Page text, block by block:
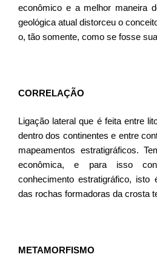
econômico e a melhor maneira
geológica atual distorceu o
o, tão somente, como se fosse
CORRELAÇÃO
Ligação lateral que é feita entre
dentro dos continentes e entre
mapeamentos estratigráficos.
econômica, e para isso
conhecimento estratigráfico, isto
das rochas formadoras da crosta
METAMORFISMO